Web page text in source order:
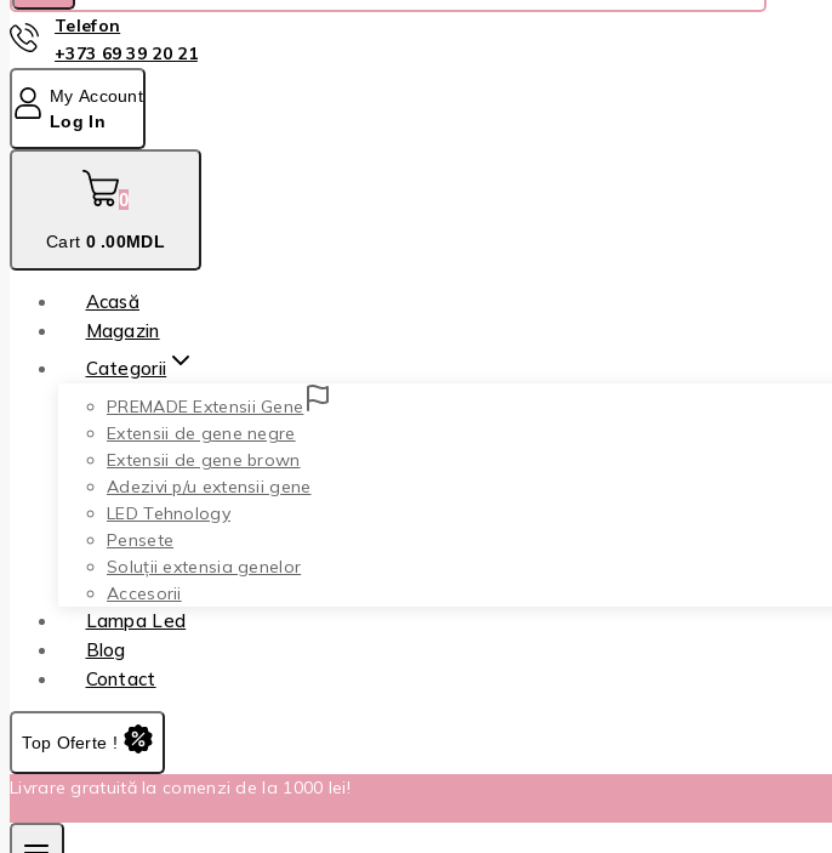
Telefon
+373 69 39 20 21
My Account
Log In
0
Cart 0 .00MDL
Acasă
Magazin
Categorii
PREMADE Extensii Gene
Extensii de gene negre
Extensii de gene brown
Adezivi p/u extensii gene
LED Tehnology
Pensete
Soluții extensia genelor
Accesorii
Lampa Led
Blog
Contact
Top Oferte !
Livrare gratuită la comenzi de la 1000 lei!